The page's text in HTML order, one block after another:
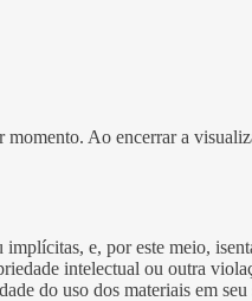
Ao encerrar a
e, por este meio,
intelectual ou outra
do uso dos materiais em